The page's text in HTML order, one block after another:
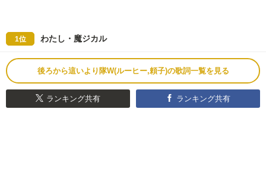
1位 わたし・魔ジカル
後ろから這いより隊W(ルーヒー,頼子)の歌詞一覧を見る
ランキング共有 ランキング共有